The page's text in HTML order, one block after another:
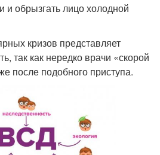
и обрызгать лицо холодной
кризов представляет
так как нередко врачи «скорой
после подобного приступа.